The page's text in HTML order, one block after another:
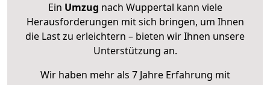
Ein Umzug nach Wuppertal kann viele
Herausforderungen mit sich bringen, um Ihnen
die Last zu erleichtern – bieten wir Ihnen unsere
Unterstützung an.
Wir haben mehr als 7 Jahre Erfahrung mit